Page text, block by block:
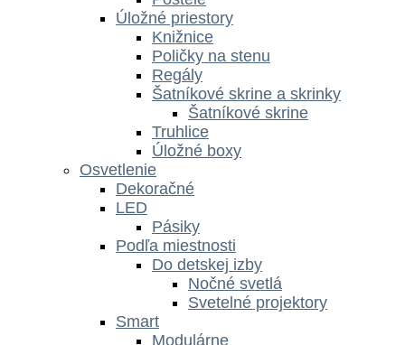
Úložné priestory
Knižnice
Poličky na stenu
Regály
Šatníkové skrine a skrinky
Šatníkové skrine
Truhlice
Úložné boxy
Osvetlenie
Dekoračné
LED
Pásiky
Podľa miestnosti
Do detskej izby
Nočné svetlá
Svetelné projektory
Smart
Modulárne